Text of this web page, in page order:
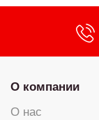
О компании
О нас